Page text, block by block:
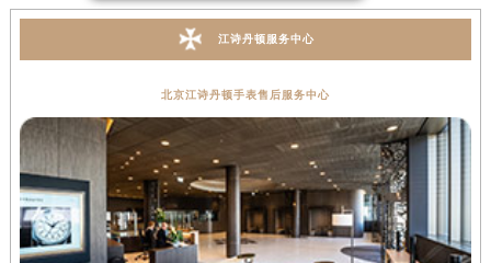
江诗丹顿服务中心
北京江诗丹顿手表售后服务中心